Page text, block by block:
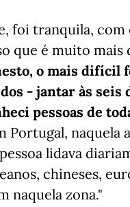
foi tranquila,
que é muito
o mais difícil
- jantar às
pessoas de
Portugal, naquela
lidava
chineses,
naquela zona."